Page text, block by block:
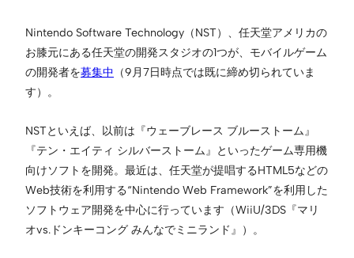
Nintendo Software Technology（NST）、任天堂アメリカの
お膝元にある任天堂の開発スタジオの1つが、モバイルゲーム
の開発者を募集中 （9月7日時点では既に締め切られていま
す）。
NSTといえば、以前は『ウェーブレース ブルーストーム』
『テン・エイティ シルバーストーム』といったゲーム専用機
向けソフトを開発。最近は、任天堂が提唱するHTML5などの
Web技術を利用する“Nintendo Web Framework”を利用した
ソフトウェア開発を中心に行っています（WiiU/3DS『マリ
オvs.ドンキーコング みんなでミニランド』）。